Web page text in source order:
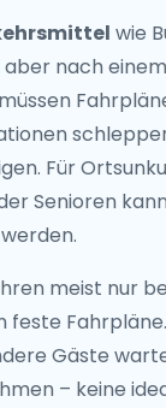
wie
aber nach
Für
Senioren
meist nur
feste
Gäste
– keine